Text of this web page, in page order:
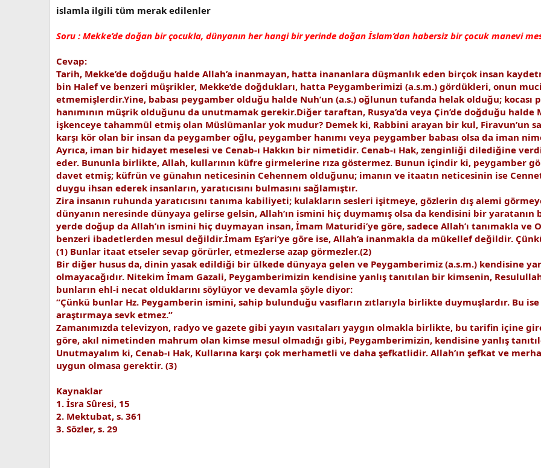
islamla ilgili tüm merak edilenler
Soru : Mekke’de doğan bir çocukla, dünyanın her hangi bir yerinde doğan İslam’dan habersiz bir çocuk manevi
Cevap:
Tarih, Mekke’de doğduğu halde Allah’a inanmayan, hatta inananlara düşmanlık eden birçok insan
bin Halef ve benzeri müşrikler, Mekke’de doğdukları, hatta Peygamberimizi (a.s.m.) gördükleri, onun
etmemişlerdir.Yine, babası peygamber olduğu halde Nuh’un (a.s.) oğlunun tufanda helak olduğu; kocası
hanımının müşrik olduğunu da unutmamak gerekir.Diğer taraftan, Rusya’da veya Çin’de doğduğu
işkenceye tahammül etmiş olan Müslümanlar yok mudur? Demek ki, Rabbini arayan bir kul, Firavun’un
karşı kör olan bir insan da peygamber oğlu, peygamber hanımı veya peygamber babası olsa da iman
Ayrıca, iman bir hidayet meselesi ve Cenab-ı Hakkın bir nimetidir. Cenab-ı Hak, zenginliği dilediğine
eder. Bununla birlikte, Allah, kullarının küfre girmelerine rıza göstermez. Bunun içindir ki, peygamber
davet etmiş; küfrün ve günahın neticesinin Cehennem olduğunu; imanın ve itaatın neticesinin ise
duygu ihsan ederek insanların, yaratıcısını bulmasını sağlamıştır.
Zira insanın ruhunda yaratıcısını tanıma kabiliyeti; kulakların sesleri işitmeye, gözlerin dış alemi
dünyanın neresinde dünyaya gelirse gelsin, Allah’ın ismini hiç duymamış olsa da kendisini bir
yerde doğup da Allah’ın ismini hiç duymayan insan, İmam Maturidi’ye göre, sadece Allah’ı tanımakla ve
benzeri ibadetlerden mesul değildir.İmam Eş’ari’ye göre ise, Allah’a inanmakla da mükellef değildir.
(1) Bunlar itaat etseler sevap görürler, etmezlerse azap görmezler.(2)
Bir diğer husus da, dinin yasak edildiği bir ülkede dünyaya gelen ve Peygamberimiz (a.s.m.) kendisine
olmayacağıdır. Nitekim İmam Gazali, Peygamberimizin kendisine yanlış tanıtılan bir kimsenin,
bunların ehl-i necat olduklarını söylüyor ve devamla şöyle diyor:
“Çünkü bunlar Hz. Peygamberin ismini, sahip bulunduğu vasıfların zıtlarıyla birlikte duymuşlardır. Bu
araştırmaya sevk etmez.”
Zamanımızda televizyon, radyo ve gazete gibi yayın vasıtaları yaygın olmakla birlikte, bu tarifin içine
göre, akıl nimetinden mahrum olan kimse mesul olmadığı gibi, Peygamberimizin, kendisine yanlış
Unutmayalım ki, Cenab-ı Hak, Kullarına karşı çok merhametli ve daha şefkatlidir. Allah’ın şefkat ve
uygun olmasa gerektir. (3)
Kaynaklar
1. İsra Sûresi, 15
2. Mektubat, s. 361
3. Sözler, s. 29